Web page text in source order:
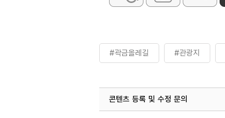
#곽금올레길 #관광지
콘텐츠 등록 및 수정 문의